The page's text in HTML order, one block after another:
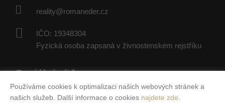
reality@romaneder.cz
IČO: 19348304
Fyzická osoba zapsaná v živnostenském rejstříku
Sociální sítě
Používáme cookies k optimalizaci našich webových stránek a
našich služeb. Další informace o cookies najdete zde